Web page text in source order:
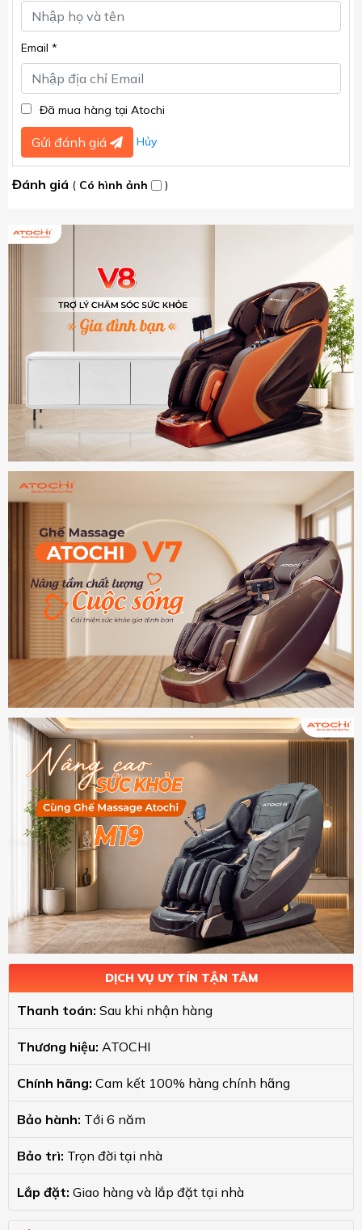
Email *
Đã mua hàng tại Atochi
Gửi đánh giá Hủy
Đánh giá ( Có hình ảnh )
DỊCH VỤ UY TÍN TẬN TÂM
Thanh toán: Sau khi nhận hàng
Thương hiệu: ATOCHI
Chính hãng: Cam kết 100% hàng chính hãng
Bảo hành: Tới 6 năm
Bảo trì: Trọn đời tại nhà
Lắp đặt: Giao hàng và lắp đặt tại nhà